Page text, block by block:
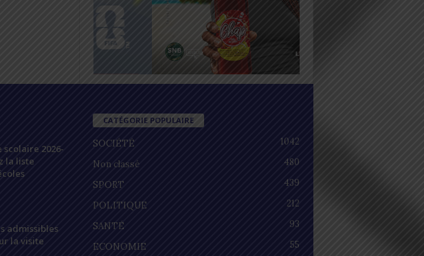
2026-
la liste
admissibles
la visite
CATÉGORIE POPULAIRE
SOCIÉTÉ
1042
Non classé
480
SPORT
439
POLITIQUE
212
SANTÉ
93
ECONOMIE
55